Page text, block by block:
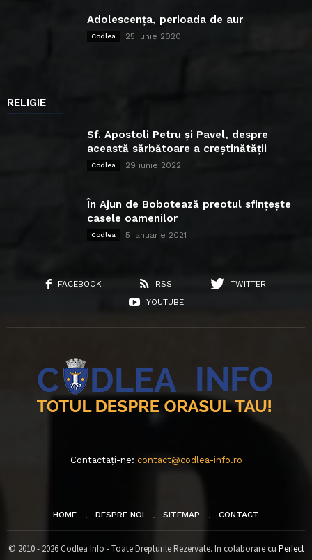
Adolescența, perioada de aur
Codlea 25 iunie 2020
RELIGIE
Sf. Apostoli Petru și Pavel, despre
această sărbătoare a creștinătății
Codlea 29 iunie 2022
În Ajun de Bobotează preotul sfințește
casele oamenilor
Codlea 5 ianuarie 2021
FACEBOOK RSS
TWITTER
YOUTUBE
Contactați-ne: contact@codlea-info.ro
HOME DESPRE NOI SITEMAP CONTACT
© 2010 - 2026 Codlea Info - Toate Drepturile Rezervate. In colaborare cu Perfect